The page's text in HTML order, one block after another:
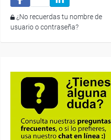
¿No recuerdas tu nombre de
usuario o contraseña?